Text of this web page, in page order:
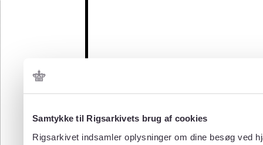
Samtykke til Rigsarkivets brug af cookies
Rigsarkivet indsamler oplysninger om dine besøg ved